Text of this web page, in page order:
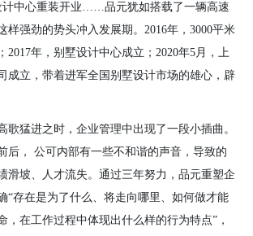
计中心重装开业……品元犹如搭载了一辆高速
样强劲的势头冲入发展期。 2016年， 3000平米
2017年，别墅设计中心成立； 2020年5月，上
成立，带着进军全国别墅设计市场的雄心，辟
歌猛进之时，企业管理中出现了一段小插曲。
后， 公可内部有一些不和谐的声音，导致的
滑坡、人才流失。通过三年努力，品元重塑企
“存在是为了什么、将走向哪里、如何做才能
，在工作过程中体现出什么样的行为特点”，